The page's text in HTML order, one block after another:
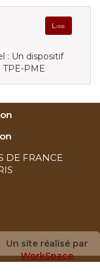
Lire
: Un dispositif
PME
DE FRANCE
Un site réalisé par
WorkSpace